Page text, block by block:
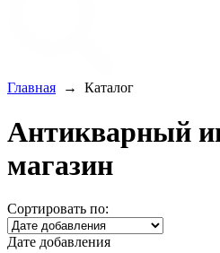
Главная → Каталог
Антикварный
магазин
Сортировать по:
Дате добавления